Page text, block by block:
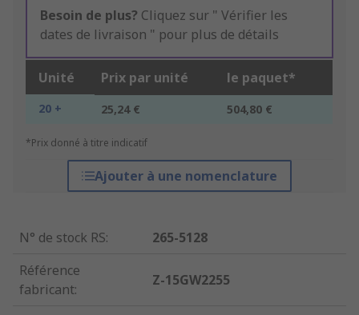
Besoin de plus? Cliquez sur " Vérifier les
dates de livraison " pour plus de détails
Unité Prix par unité le paquet*
20 + 25,24 € 504,80 €
*Prix donné à titre indicatif
Ajouter à une nomenclature
N° de stock RS:
265-5128
Référence
fabricant:
Z-15GW2255